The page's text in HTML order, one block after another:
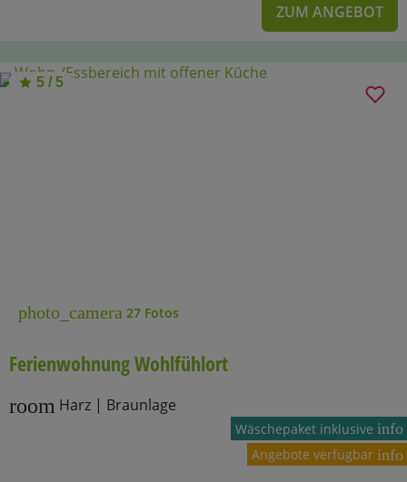
ZUM ANGEBOT
5 / 5
photo_camera 27 Fotos
Ferienwohnung Wohlfühlort
room Harz | Braunlage
Wäschepaket inklusiveinfo
Angebote verfügbar info